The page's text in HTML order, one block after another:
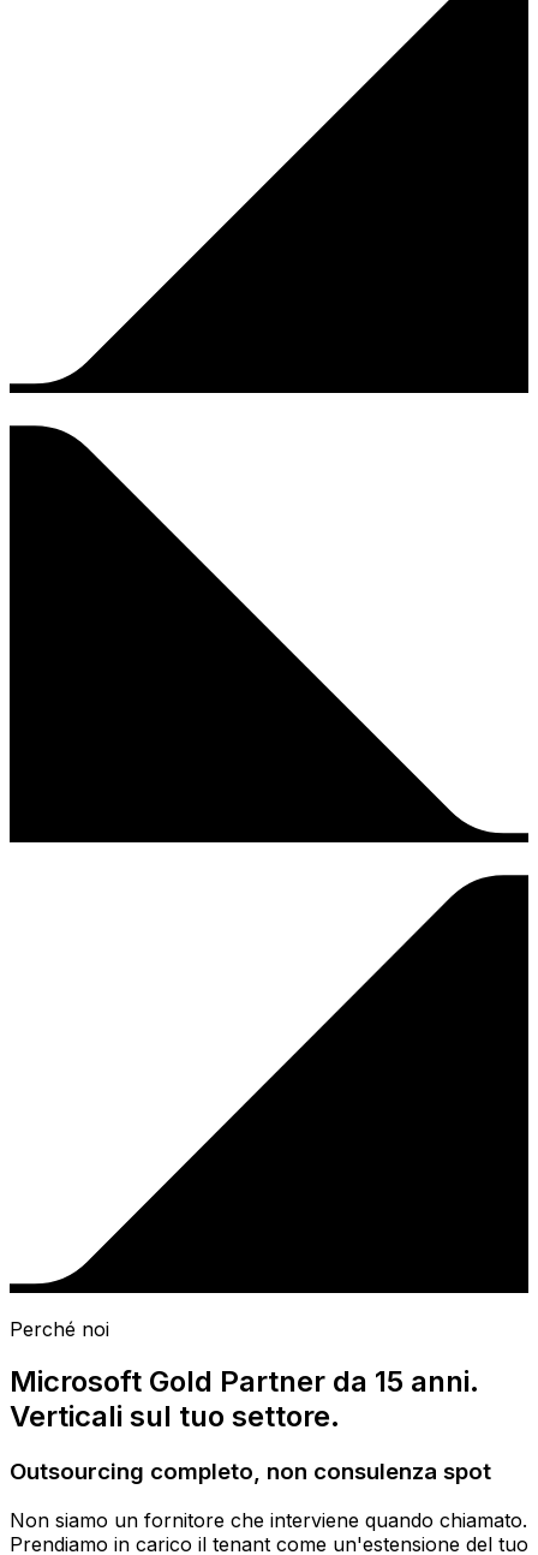
Perché noi
Microsoft Gold Partner da 15 anni.
Verticali sul tuo settore.
Outsourcing completo, non consulenza spot
Non siamo un fornitore che interviene quando chiamato.
Prendiamo in carico il tenant come un'estensione del tuo